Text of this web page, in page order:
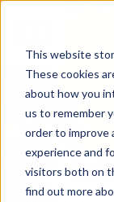
This website
These cookies
about how you
us to remember
order to improve
experience and
visitors both on
find out more